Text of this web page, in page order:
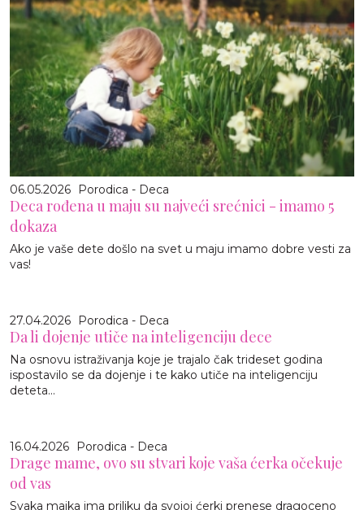
06.05.2026 Porodica - Deca
Deca rođena u maju su najveći srećnici - imamo 5
dokaza
Ako je vaše dete došlo na svet u maju imamo dobre vesti za
vas!
27.04.2026 Porodica - Deca
Da li dojenje utiče na inteligenciju dece
Na osnovu istraživanja koje je trajalo čak trideset godina
ispostavilo se da dojenje i te kako utiče na inteligenciju
deteta...
16.04.2026 Porodica - Deca
Drage mame, ovo su stvari koje vaša ćerka očekuje
od vas
Svaka majka ima priliku da svojoj ćerki prenese dragoceno